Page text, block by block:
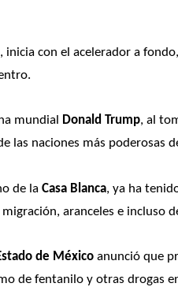
inicia con el acelerador a
mundial Donald Trump, al
las naciones más poderosas
de la Casa Blanca
aranceles e incluso
de México anunció que
de fentanilo y otras drogas